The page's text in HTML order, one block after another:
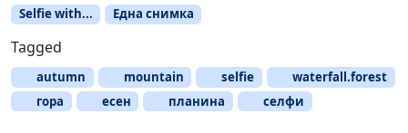
Selfie with... Една снимка
Tagged
autumn mountain selfie
waterfall.forest
гора
есен планина селфи